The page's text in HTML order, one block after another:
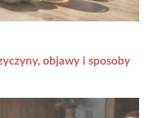
objawy i sposoby